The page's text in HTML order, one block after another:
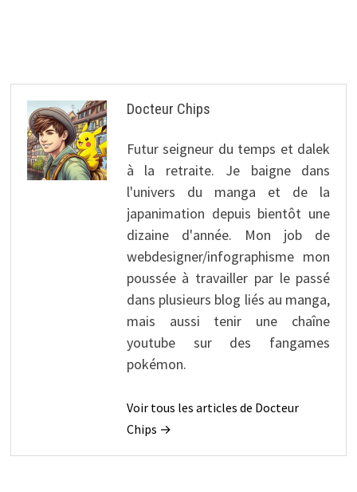
Docteur Chips
Futur seigneur du temps et dalek
à la retraite. Je baigne dans
l'univers du manga et de la
japanimation depuis bientôt une
dizaine d'année. Mon job de
webdesigner/infographisme mon
poussée à travailler par le passé
dans plusieurs blog liés au manga,
mais aussi tenir une chaîne
youtube sur des fangames
pokémon.
Voir tous les articles de Docteur
Chips →